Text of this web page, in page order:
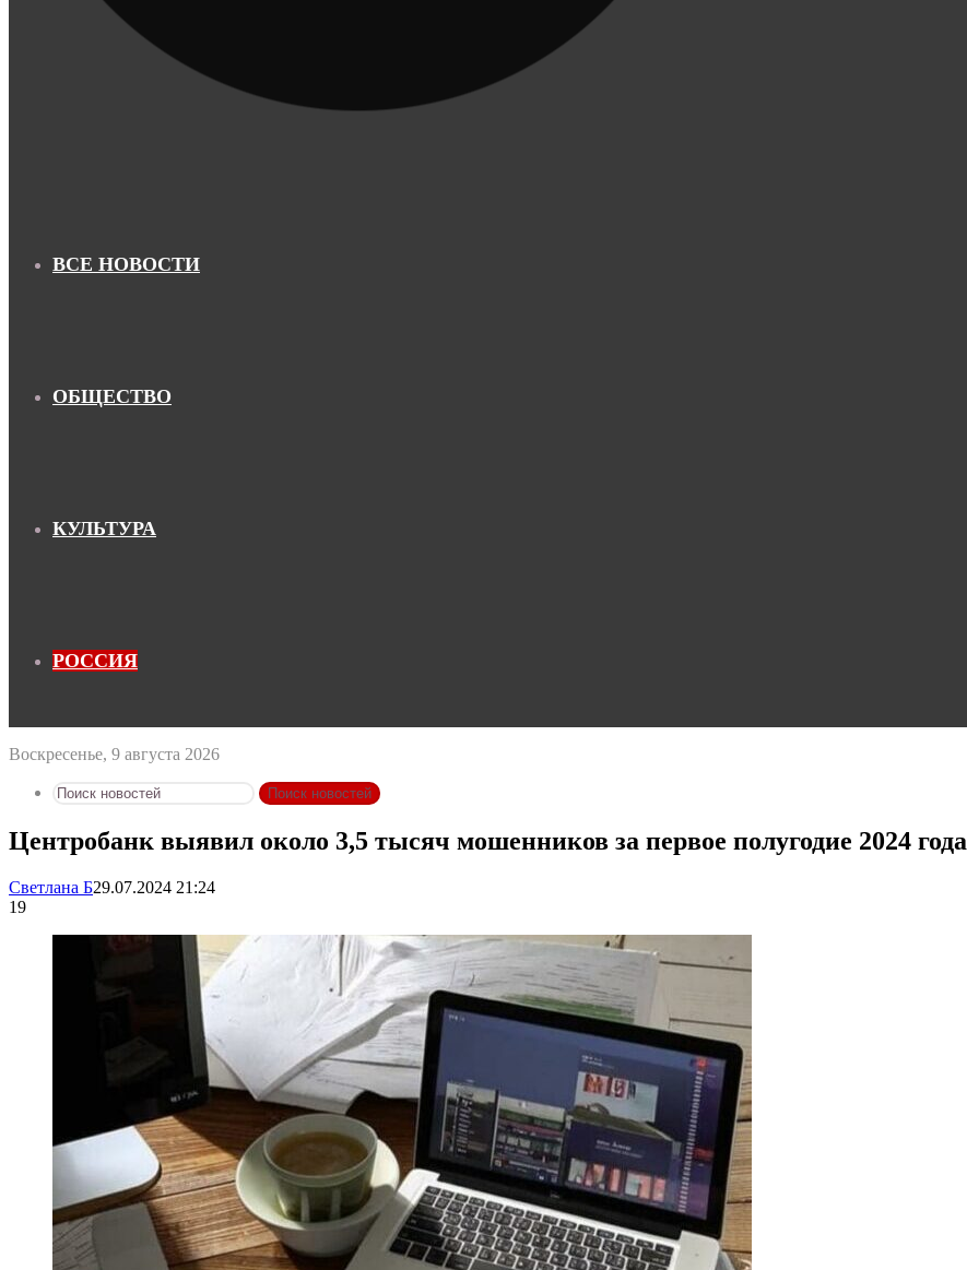
ВСЕ НОВОСТИ
ОБЩЕСТВО
КУЛЬТУРА
РОССИЯ
Воскресенье, 9 августа 2026
Поиск новостей
Центробанк выявил около 3,5 тысяч мошенников за первое полугодие 2024 года
Светлана Б29.07.2024 21:24
19